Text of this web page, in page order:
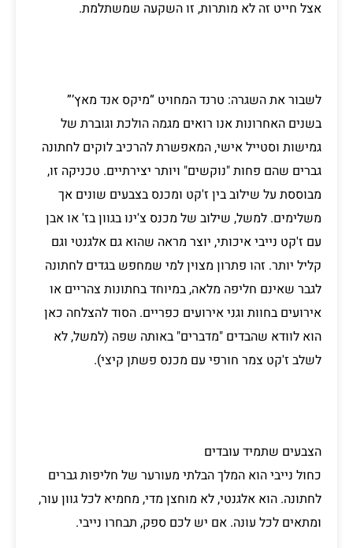
אצל חייט זה לא מותרות, זו השקעה שמשתלמת.
לשבור את השגרה: טרנד המחויט “מיקס אנד מאץ’”
בשנים האחרונות אנו רואים מגמה הולכת וגוברת של
גמישות וסטייל אישי, המאפשרת להרכיב לוקים לחתונה
גברים שהם פחות "נוקשים" ויותר יצירתיים. טכניקה זו,
מבוססת על שילוב בין ז'קט ומכנס בצבעים שונים אך
משלימים. למשל, שילוב של מכנס צ'ינו בגוון בז' או אבן
עם ז'קט נייבי איכותי, יוצר מראה שהוא גם אלגנטי וגם
קליל יותר. זהו פתרון מצוין למי שמחפש בגדים לחתונה
לגבר שאינם חליפה מלאה, במיוחד בחתונות צהריים או
אירועים בחוות וגני אירועים כפריים. הסוד להצלחה כאן
הוא לוודא שהבדים "מדברים" באותה שפה (למשל, לא
לשלב ז'קט צמר חורפי עם מכנס פשתן קיצי).
הצבעים שתמיד עובדים
כחול נייבי הוא המלך הבלתי מעורער של חליפות גברים
לחתונה. הוא אלגנטי, לא מוחצן מדי, מחמיא לכל גוון עור,
ומתאים לכל עונה. אם יש לכם ספק, תבחרו נייבי.